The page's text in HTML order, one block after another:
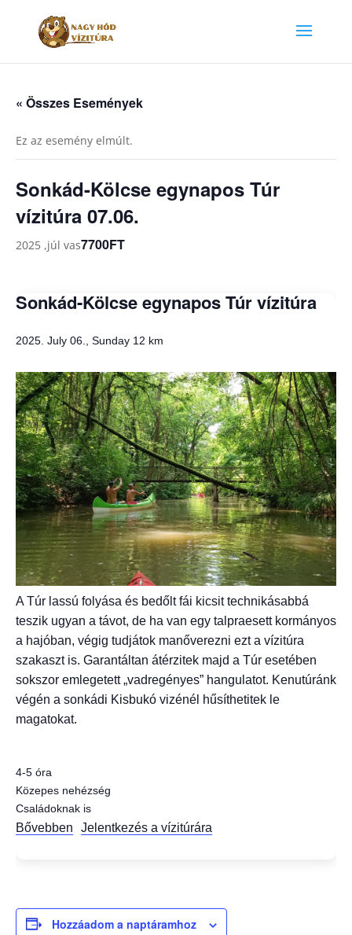
« Összes Események
Ez az esemény elmúlt.
Sonkád-Kölcse egynapos Túr
vízitúra 07.06.
2025 ,júl vas7700FT
Sonkád-Kölcse egynapos Túr vízitúra
2025. July 06., Sunday 12 km
A Túr lassú folyása és bedőlt fái kicsit technikásabbá
teszik ugyan a távot, de ha van egy talpraesett kormányos
a hajóban, végig tudjátok manőverezni ezt a vízitúra
szakaszt is. Garantáltan átérzitek majd a Túr esetében
sokszor emlegetett „vadregényes” hangulatot. Kenutúránk
végén a sonkádi Kisbukó vizénél hűsíthetitek le
magatokat.
4-5 óra
Közepes nehézség
Családoknak is
Bővebben Jelentkezés a vízitúrára
Hozzáadom a naptáramhoz